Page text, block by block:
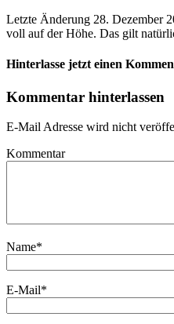
Letzte Änderung 28. Dezember
voll auf der Höhe. Das gilt
Hinterlasse jetzt einen
Kommentar hinterlassen
E-Mail Adresse wird nicht
Kommentar
Name*
E-Mail*